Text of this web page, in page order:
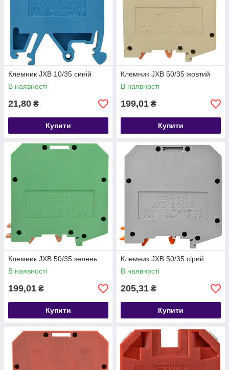
Клемник JXB 10/35 синій
В наявності
21,80 ₴
Купити
Клемник JXB 50/35 жовтий
В наявності
199,01 ₴
Купити
Клемник JXB 50/35 зелень
В наявності
199,01 ₴
Купити
Клемник JXB 50/35 сірий
В наявності
205,31 ₴
Купити